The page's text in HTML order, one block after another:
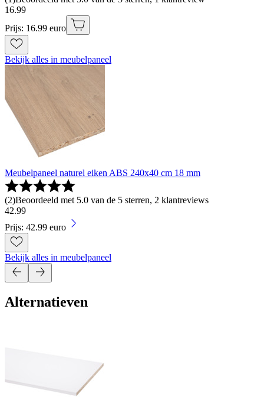
16.99
Prijs: 16.99 euro
Bekijk alles in meubelpaneel
Meubelpaneel naturel eiken ABS 240x40 cm 18 mm
(2)Beoordeeld met 5.0 van de 5 sterren, 2 klantreviews
42.99
Prijs: 42.99 euro
Bekijk alles in meubelpaneel
Alternatieven